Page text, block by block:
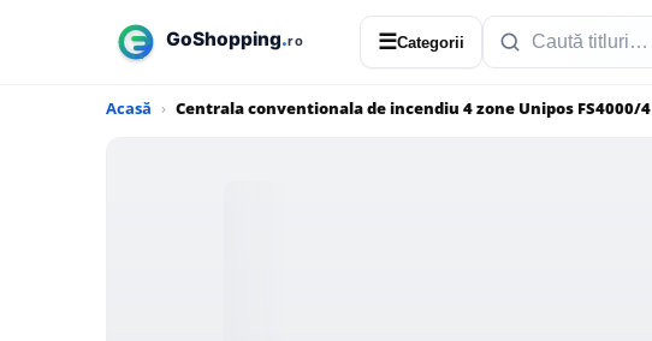
☰Categorii
Acasă Centrala conventionala de incendiu 4 zone Unipos FS4000/4